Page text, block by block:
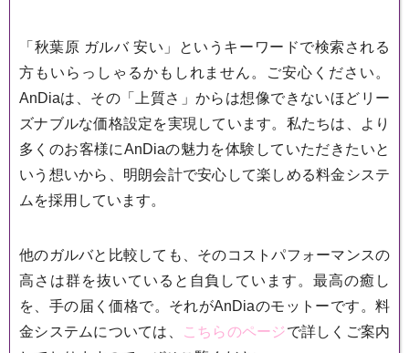
「秋葉原 ガルバ 安い」というキーワードで検索される
方もいらっしゃるかもしれません。ご安心ください。
AnDiaは、その「上質さ」からは想像できないほどリー
ズナブルな価格設定を実現しています。私たちは、より
多くのお客様にAnDiaの魅力を体験していただきたいと
いう想いから、明朗会計で安心して楽しめる料金システ
ムを採用しています。
他のガルバと比較しても、そのコストパフォーマンスの
高さは群を抜いていると自負しています。最高の癒し
を、手の届く価格で。それがAnDiaのモットーです。料
金システムについては、
こちらのページで詳しくご案内